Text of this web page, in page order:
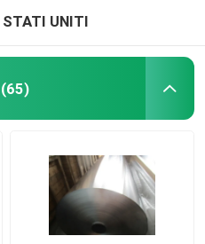
STATI UNITI
(65)